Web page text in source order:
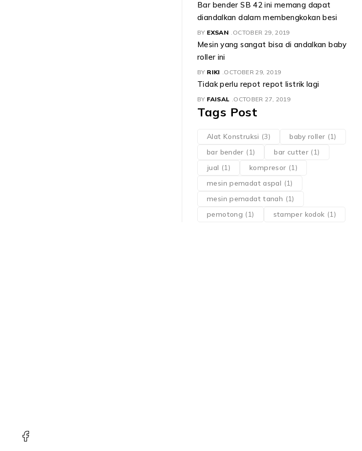
Bar bender SB 42 ini memang dapat
diandalkan dalam membengkokan besi
BY EXSAN OCTOBER 29, 2019
Mesin yang sangat bisa di andalkan baby
roller ini
BY RIKI OCTOBER 29, 2019
Tidak perlu repot repot listrik lagi
BY FAISAL OCTOBER 27, 2019
Tags Post
Alat Konstruksi (3) baby roller (1)
bar bender (1) bar cutter (1)
jual (1) kompresor (1)
mesin pemadat aspal (1)
mesin pemadat tanah (1)
pemotong (1) stamper kodok (1)